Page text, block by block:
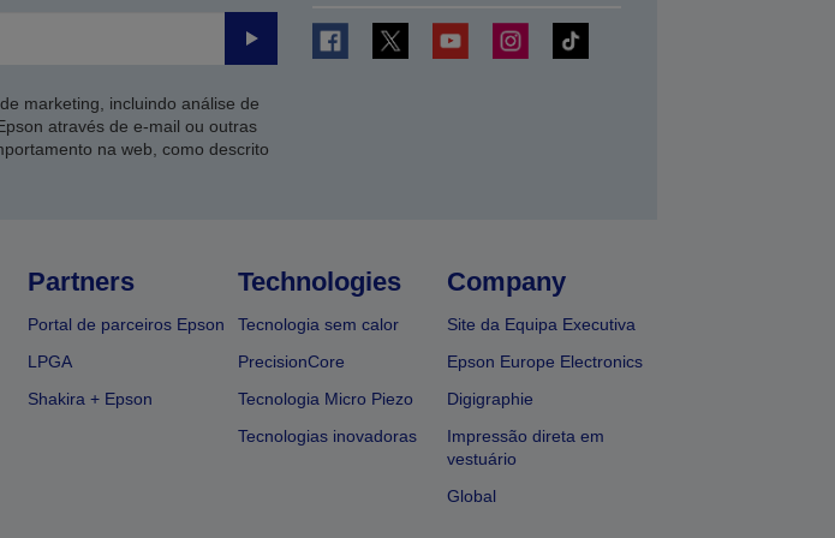
Enviar
marketing, incluindo análise de
através de e-mail ou outras
na web, como descrito
Partners
Portal de parceiros Epson
LPGA
Shakira + Epson
Technologies
Tecnologia sem calor
PrecisionCore
Tecnologia Micro Piezo
Tecnologias inovadoras
Company
Site da Equipa Executiva
Epson Europe Electronics
Digigraphie
Impressão direta em
vestuário
Global